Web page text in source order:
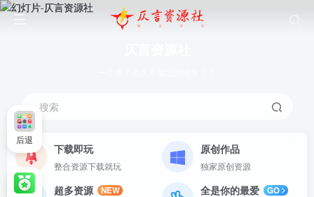
搜索
下载即玩
整合资源下载就玩
原创作品
独家原创资源
超多资源
NEW
全是你的最爱
GO
后退